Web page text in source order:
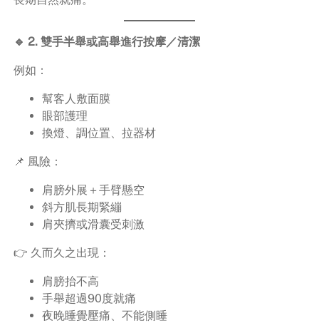
🔹 2. 雙手半舉或高舉進行按摩／清潔
例如：
幫客人敷面膜
眼部護理
換燈、調位置、拉器材
📌 風險：
肩膀外展＋手臂懸空
斜方肌長期緊繃
肩夾擠或滑囊受刺激
👉 久而久之出現：
肩膀抬不高
手舉超過90度就痛
夜晚睡覺壓痛、不能側睡